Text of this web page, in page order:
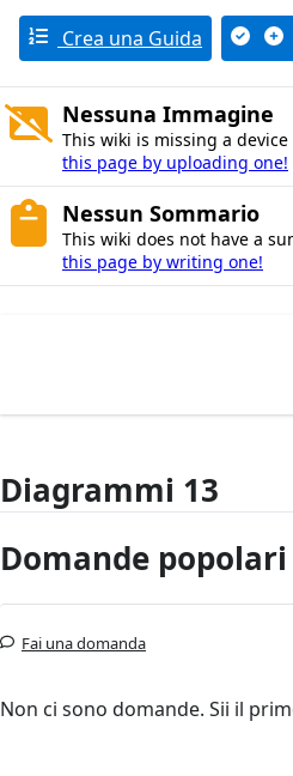
Crea una Guida
Nessuna Immagine
This wiki is missing a device
this page by uploading one!
Nessun Sommario
This wiki does not have a
this page by writing one!
Diagrammi 13
Domande
Fai una domanda
Non ci sono domande. Sii il